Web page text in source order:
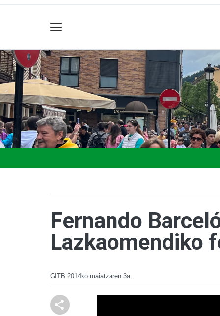
Fernando
Lazkaomendiko
GITB 2014ko maiatzaren 3a